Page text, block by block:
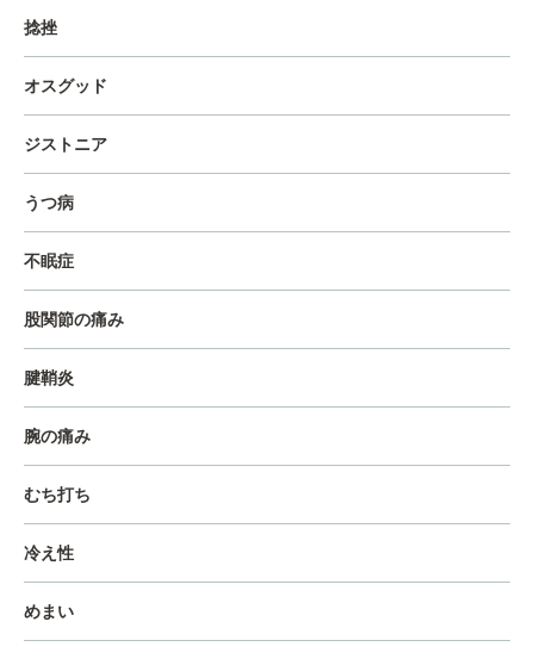
捻挫
オスグッド
ジストニア
うつ病
不眠症
股関節の痛み
腱鞘炎
腕の痛み
むち打ち
冷え性
めまい